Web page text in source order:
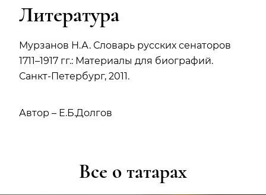
Литература
Мурзанов Н.А. Словарь русских сенаторов
1711–1917 гг.: Материалы для биографий.
Санкт-Петербург, 2011.
Автор – Е.Б.Долгов
Все о татарах